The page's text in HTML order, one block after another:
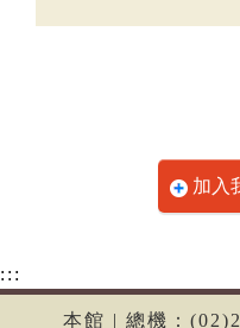
加入
:::
本館 | 總機：